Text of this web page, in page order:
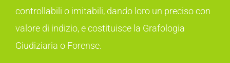
controllabili o imitabili, dando loro un preciso con
valore di indizio, e costituisce la Grafologia
Giudiziaria o Forense.